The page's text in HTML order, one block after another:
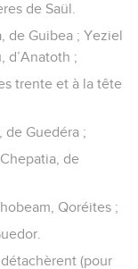
de Saül.
de Guibea ; Yeziel
d’Anatoth ;
trente et à la tête
de Guedéra ;
de
Qoréites ;
(pour